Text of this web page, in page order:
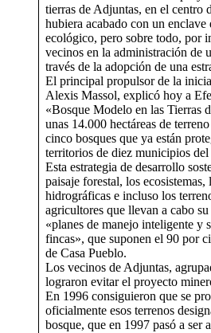
tierras de Adjuntas, en el centro
hubiera acabado con un enclave
ecológico, pero sobre todo, por
vecinos en la administración de
través de la adopción de una
El principal propulsor de la
Alexis Massol, explicó hoy a
«Bosque Modelo en las Tierras
unas 14.000 hectáreas de
cinco bosques que ya están
territorios de diez municipios del
Esta estrategia de desarrollo
paisaje forestal, los ecosistemas,
hidrográficas e incluso los
agricultores que llevan a cabo
«planes de manejo inteligente y
fincas», que suponen el 90 por
de Casa Pueblo.
Los vecinos de Adjuntas,
lograron evitar el proyecto
En 1996 consiguieron que se
oficialmente esos terrenos
bosque, que en 1997 pasó a ser